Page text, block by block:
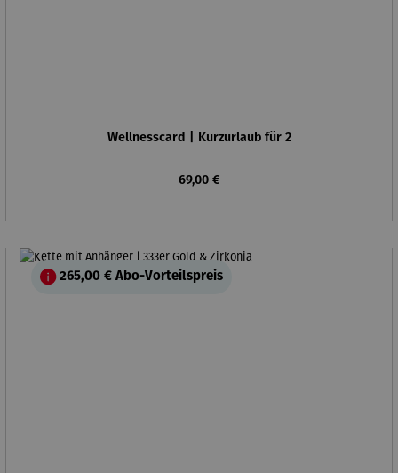
Wellnesscard | Kurzurlaub für 2
Regulärer Preis:
69,00 €
265,00 € Abo-Vorteilspreis